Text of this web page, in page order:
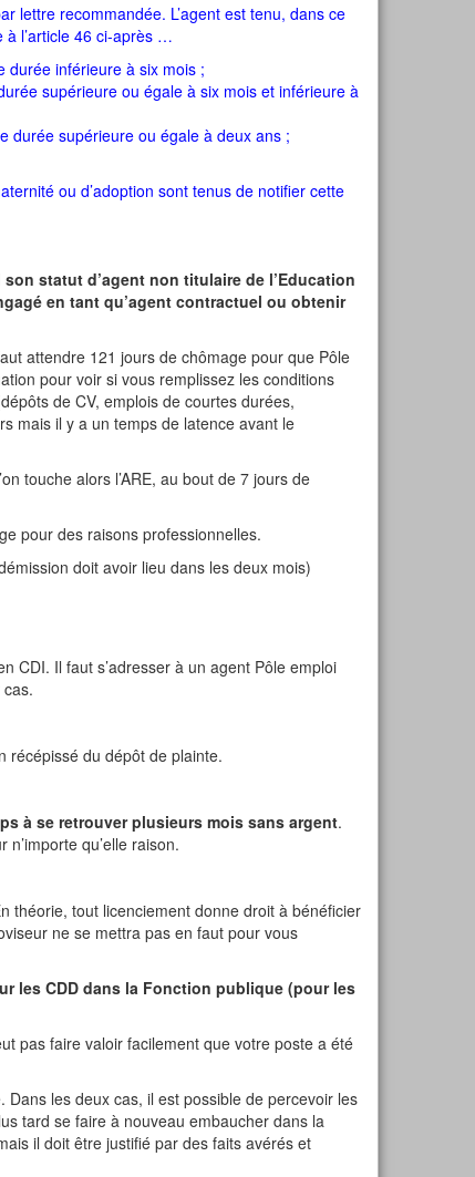
lettre recommandée. L’agent est tenu, dans ce
à l’article 46 ci-après …
durée inférieure à six mois ;
supérieure ou égale à six mois et inférieure à
durée supérieure ou égale à deux ans ;
ou d’adoption sont tenus de notifier cette
statut d’agent non titulaire de l’Education
en tant qu’agent contractuel ou obtenir
attendre 121 jours de chômage pour que Pôle
pour voir si vous remplissez les conditions
de CV, emplois de courtes durées,
mais il y a un temps de latence avant le
touche alors l’ARE, au bout de 7 jours de
pour des raisons professionnelles.
doit avoir lieu dans les deux mois)
CDI. Il faut s’adresser à un agent Pôle emploi
récépissé du dépôt de plainte.
à se retrouver plusieurs mois sans argent.
qu’elle raison.
théorie, tout licenciement donne droit à bénéficier
ne se mettra pas en faut pour vous
les CDD dans la Fonction publique (pour les
pas faire valoir facilement que votre poste a été
les deux cas, il est possible de percevoir les
tard se faire à nouveau embaucher dans la
il doit être justifié par des faits avérés et